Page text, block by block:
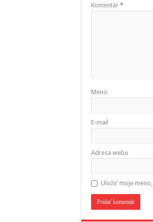
Komentár *
Meno
E-mail
Adresa webu
Uložiť moje